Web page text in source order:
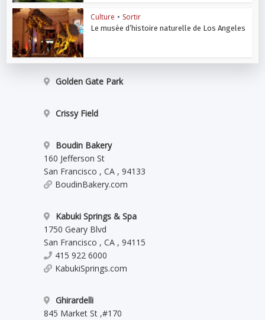
Culture • Sortir
Le musée d’histoire naturelle de Los Angeles
Golden Gate Park
Crissy Field
Boudin Bakery
160 Jefferson St
San Francisco , CA , 94133
BoudinBakery.com
Kabuki Springs & Spa
1750 Geary Blvd
San Francisco , CA , 94115
415 922 6000
KabukiSprings.com
Ghirardelli
845 Market St ,#170